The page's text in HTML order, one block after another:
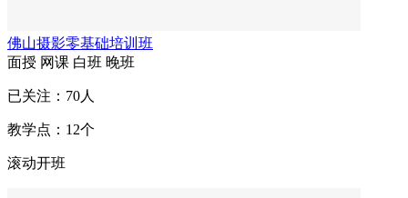
佛山摄影零基础培训班
面授 网课 白班 晚班
已关注： 70人
教学点： 12个
滚动开班